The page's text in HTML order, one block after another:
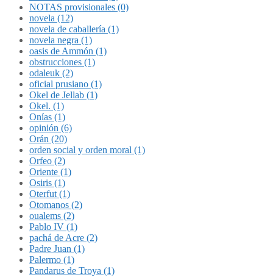
NOTAS provisionales (0)
novela (12)
novela de caballería (1)
novela negra (1)
oasis de Ammón (1)
obstrucciones (1)
odaleuk (2)
oficial prusiano (1)
Okel de Jellab (1)
Okel. (1)
Onías (1)
opinión (6)
Orán (20)
orden social y orden moral (1)
Orfeo (2)
Oriente (1)
Osiris (1)
Oterfut (1)
Otomanos (2)
oualems (2)
Pablo IV (1)
pachá de Acre (2)
Padre Juan (1)
Palermo (1)
Pandarus de Troya (1)